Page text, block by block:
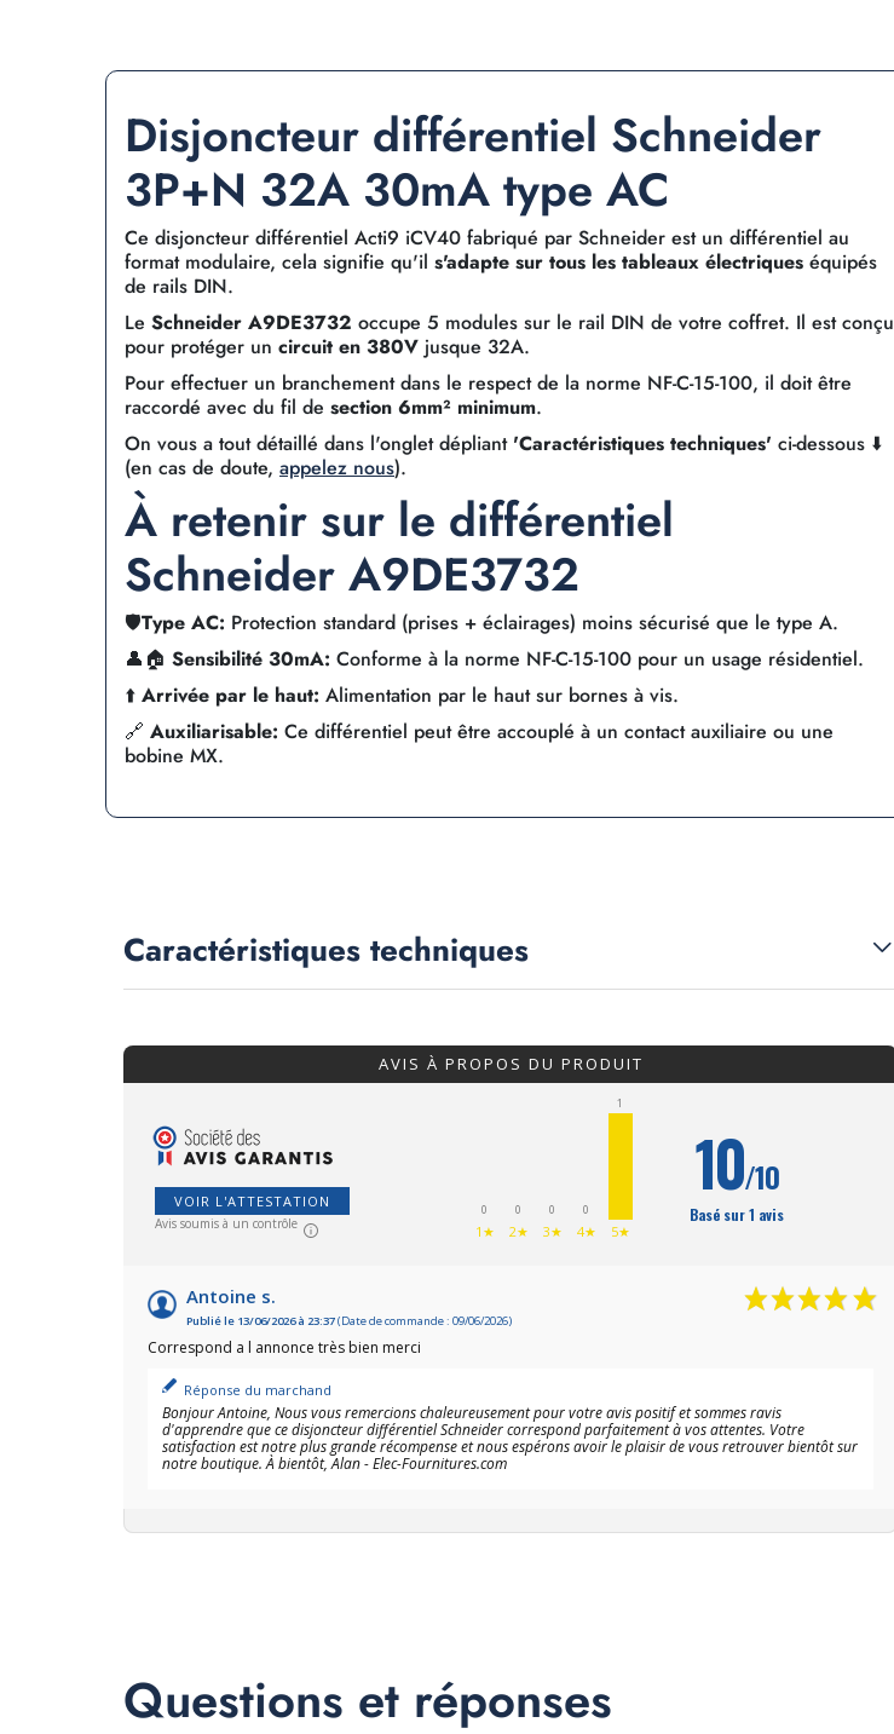
Disjoncteur différentiel Schneider
3P+N 32A 30mA type AC
Ce disjoncteur différentiel Acti9 iCV40 fabriqué par Schneider est un différentiel au
format modulaire, cela signifie qu'ils'adapte sur tous les tableaux électriques équipés
de rails DIN.
LeSchneider A9DE3732 occupe 5 modules sur le rail DIN de votre coffret. Il est conçu
pour protéger uncircuit en 380V jusque 32A.
Pour effectuer un branchement dans le respect de la norme NF-C-15-100, il doit être
raccordé avec du fil desection 6mm² minimum.
On vous a tout détaillé dans l'onglet dépliant 'Caractéristiques techniques' ci-dessous ⬇️
(en cas de doute,appelez nous).
À retenir sur le différentiel
Schneider A9DE3732
🛡️Type AC: Protection standard (prises + éclairages) moins sécurisé que le type A.
👤🏠Sensibilité 30mA:Conforme à la norme NF-C-15-100 pour un usage résidentiel.
⬆️Arrivée par le haut:Alimentation par le haut sur bornes à vis.
🔗Auxiliarisable:Ce différentiel peut être accouplé à un contact auxiliaire ou une
bobine MX.
Caractéristiquestechniques
AVIS À PROPOS DU PRODUIT
VOIR L'ATTESTATION
Avis soumis à un contrôle
0
1★
0
2★
0
3★
0
4★
1
5★
10/10
Basé sur 1 avis
Antoine s.
Publié le 13/06/2026 à 23:37(Date de commande : 09/06/2026)
Correspond a l annonce très bien merci
Réponse du marchand
Bonjour Antoine, Nous vous remercions chaleureusement pour votre avis positif et sommes ravis
d'apprendre que ce disjoncteur différentiel Schneider correspond parfaitement à vos attentes. Votre
satisfaction est notre plus grande récompense et nous espérons avoir le plaisir de vous retrouver bientôt sur
notre boutique. À bientôt, Alan - Elec-Fournitures.com
Questions et réponses